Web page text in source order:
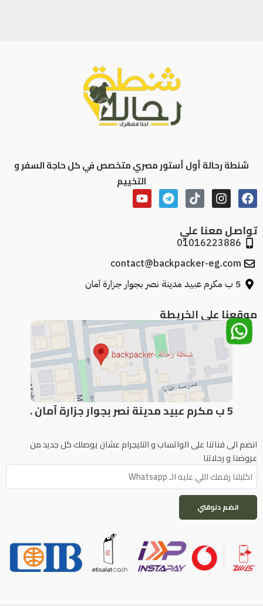
شنطة رحالة أول أستور مصري متخصص في كل حاجة السفر و
التخييم
تواصل معنا علي
01016223886
contact@backpacker-eg.com
5 ب مكرم عبيد مدينة نصر بجوار جزارة آمان
موقعنا علي الخريطة
5 ب مكرم عبيد مدينة نصر بجوار جزارة آمان .
انضم الى قناتنا على الواتساب و التليجرام عشان يوصلك كل جديد من
عروضنا و رحلاتنا